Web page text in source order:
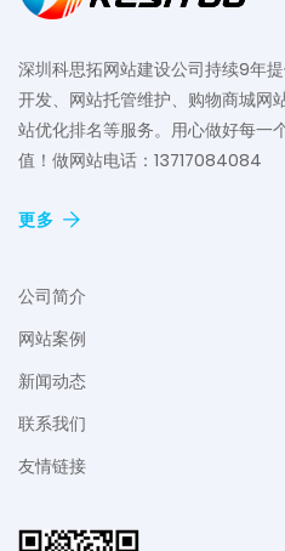
深圳科思拓网站建设公司持续9年
开发、网站托管维护、购物商城网
站优化排名等服务。用心做好每一
值！做网站电话：13717084084
更多
公司简介
网站案例
新闻动态
联系我们
友情链接